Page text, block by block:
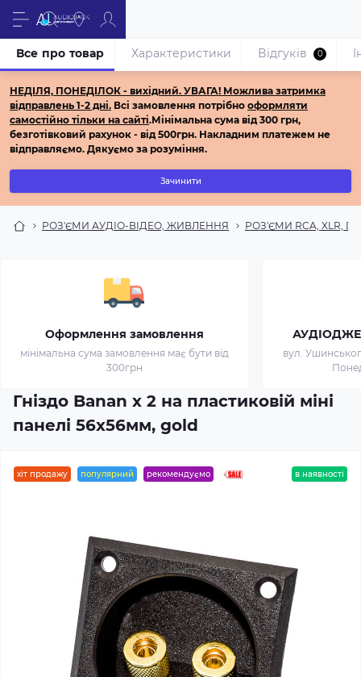
НЕДІЛЯ, ПОНЕДІЛОК - вихідний. УВАГА! Можлива затримка
відправлень 1-2 дні. Всі замовлення потрібно оформляти
самостійно тільки на сайті.Мінімальна сума від 300 грн,
безготівковий рахунок - від 500грн. Накладним платежем не
відправляємо. Дякуємо за розуміння.
Зачинити
РОЗ'ЄМИ АУДІО-ВІДЕО, ЖИВЛЕННЯ РОЗ'ЄМИ RCA, XLR,
Оформлення замовлення
мінімальна сума замовлення має бути від
300грн
вул.
Гніздо Banan х 2 на пластиковій міні
панелі 56х56мм, gold
Все про товар Характеристики Відгуків 0
хіт продажу популярний рекомендуємо в наявності